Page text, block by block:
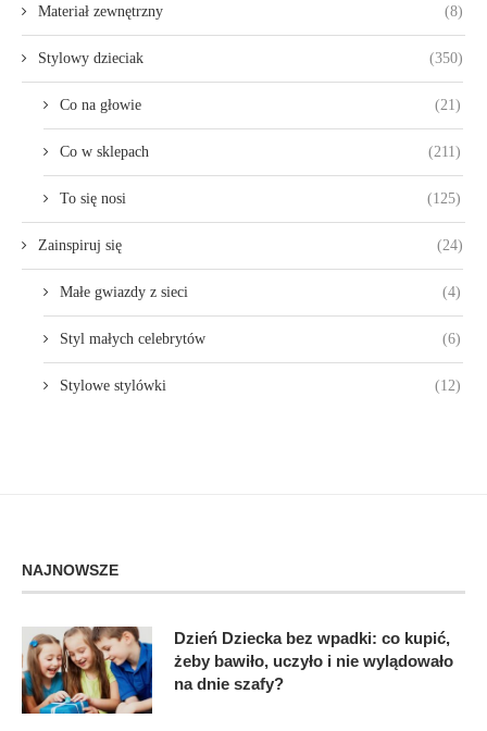
Materiał zewnętrzny (8)
Stylowy dzieciak (350)
Co na głowie (21)
Co w sklepach (211)
To się nosi (125)
Zainspiruj się (24)
Małe gwiazdy z sieci (4)
Styl małych celebrytów (6)
Stylowe stylówki (12)
NAJNOWSZE
Dzień Dziecka bez wpadki: co kupić,
żeby bawiło, uczyło i nie wylądowało
na dnie szafy?